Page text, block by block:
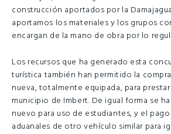
construcción aportados por la
aportamos los materiales y los grupos
encargan de la mano de obra por lo
Los recursos que ha generado esta
turística también han permitido la
nueva, totalmente equipada, para
municipio de Imbert. De igual forma se
nuevo para uso de estudiantes, y el
aduanales de otro vehículo similar para